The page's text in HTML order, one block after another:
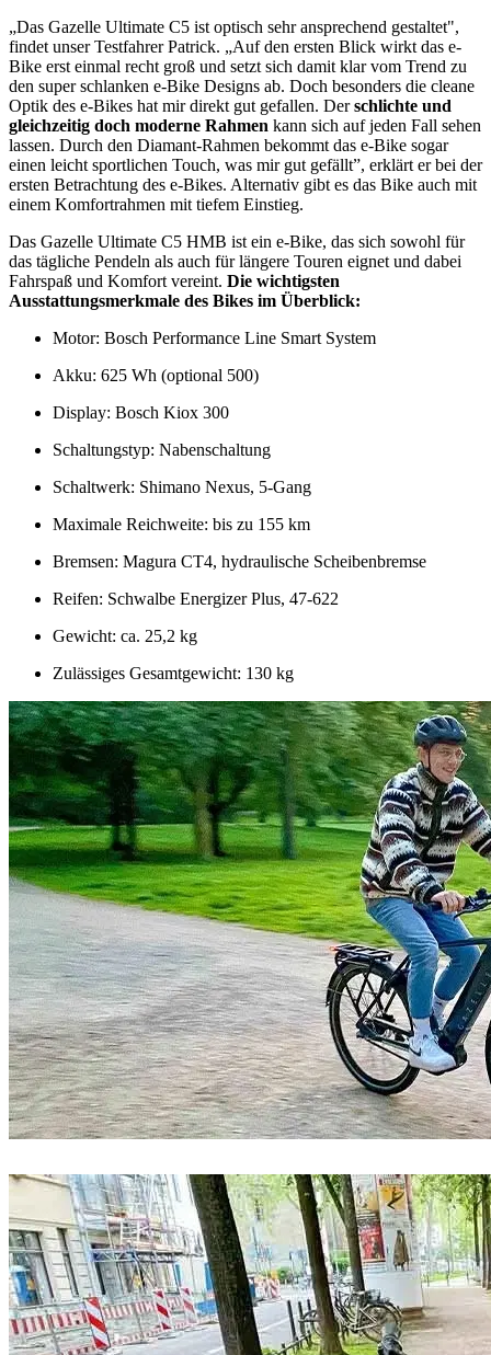
„Das Gazelle Ultimate C5 ist optisch sehr ansprechend gestaltet",
findet unser Testfahrer Patrick. „Auf den ersten Blick wirkt das e-
Bike erst einmal recht groß und setzt sich damit klar vom Trend zu
den super schlanken e-Bike Designs ab. Doch besonders die cleane
Optik des e-Bikes hat mir direkt gut gefallen. Derschlichte und
gleichzeitig doch moderne Rahmen kann sich auf jeden Fall sehen
lassen. Durch den Diamant-Rahmen bekommt das e-Bike sogar
einen leicht sportlichen Touch, was mir gut gefällt”, erklärt er bei der
ersten Betrachtung des e-Bikes. Alternativ gibt es das Bike auch mit
einem Komfortrahmen mit tiefem Einstieg.
Das Gazelle Ultimate C5 HMB ist ein e-Bike, das sich sowohl für
das tägliche Pendeln als auch für längere Touren eignet und dabei
Fahrspaß und Komfort vereint. Die wichtigsten
Ausstattungsmerkmale des Bikes im Überblick:
Motor: Bosch Performance Line Smart System
Akku: 625 Wh (optional 500)
Display: Bosch Kiox 300
Schaltungstyp: Nabenschaltung
Schaltwerk: Shimano Nexus, 5-Gang
Maximale Reichweite: bis zu 155 km
Bremsen: Magura CT4, hydraulische Scheibenbremse
Reifen: Schwalbe Energizer Plus, 47-622
Gewicht: ca. 25,2 kg
Zulässiges Gesamtgewicht: 130 kg